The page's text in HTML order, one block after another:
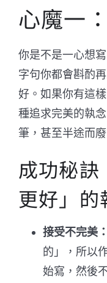
心魔一
你是不是一心想
字句你都會斟酌
好。如果你有這
種追求完美的執
筆，甚至半途而
成功秘訣
更好」的
接受不完美：
的」，所以
始寫，然後